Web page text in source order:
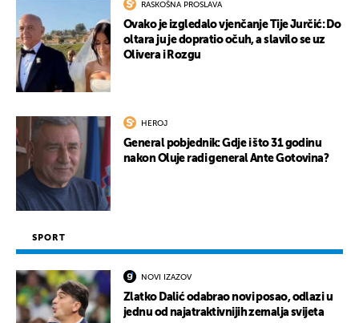
RASKOŠNA PROSLAVA
Ovako je izgledalo vjenčanje Tije Jurčić: Do
oltara ju je dopratio očuh, a slavilo se uz
Olivera i Rozgu
HEROJ
General pobjednik: Gdje i što 31 godinu
nakon Oluje radi general Ante Gotovina?
SPORT
NOVI IZAZOV
Zlatko Dalić odabrao novi posao, odlazi u
jednu od najatraktivnijih zemalja svijeta